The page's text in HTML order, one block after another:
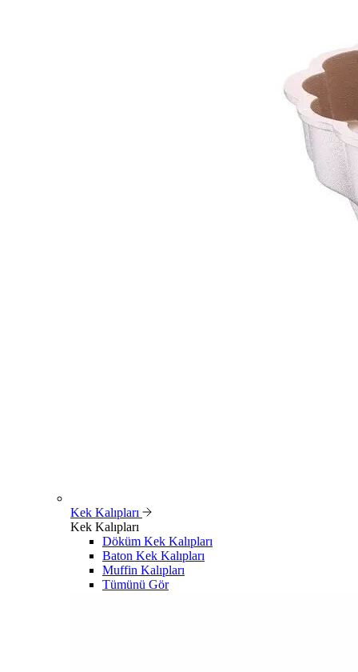
Kek Kalıpları
Kek Kalıpları
Döküm Kek Kalıpları
Baton Kek Kalıpları
Muffin Kalıpları
Tümünü Gör